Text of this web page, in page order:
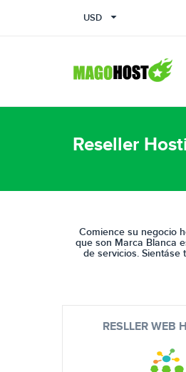
USD
Reseller
Comience su negocio
que son Marca Blanca
de servicios.
RESLLER WEB